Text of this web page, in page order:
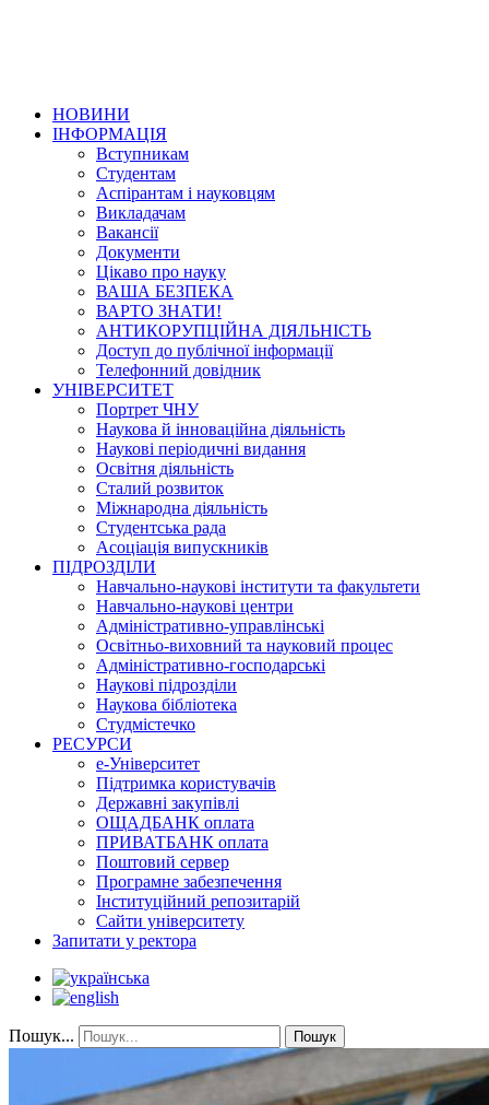
НОВИНИ
ІНФОРМАЦІЯ
Вступникам
Студентам
Аспірантам і науковцям
Викладачам
Вакансії
Документи
Цікаво про науку
ВАША БЕЗПЕКА
ВАРТО ЗНАТИ!
АНТИКОРУПЦІЙНА ДІЯЛЬНІСТЬ
Доступ до публічної інформації
Телефонний довідник
УНІВЕРСИТЕТ
Портрет ЧНУ
Наукова й інноваційна діяльність
Наукові періодичні видання
Освітня діяльність
Сталий розвиток
Міжнародна діяльність
Студентська рада
Асоціація випускників
ПІДРОЗДІЛИ
Навчально-наукові інститути та факультети
Навчально-наукові центри
Адміністративно-управлінські
Освітньо-виховний та науковий процес
Адміністративно-господарські
Наукові підрозділи
Наукова бібліотека
Студмістечко
РЕСУРСИ
е-Університет
Підтримка користувачів
Державні закупівлі
ОЩАДБАНК оплата
ПРИВАТБАНК оплата
Поштовий сервер
Програмне забезпечення
Інституційний репозитарій
Сайти університету
Запитати у ректора
Пошук... Пошук